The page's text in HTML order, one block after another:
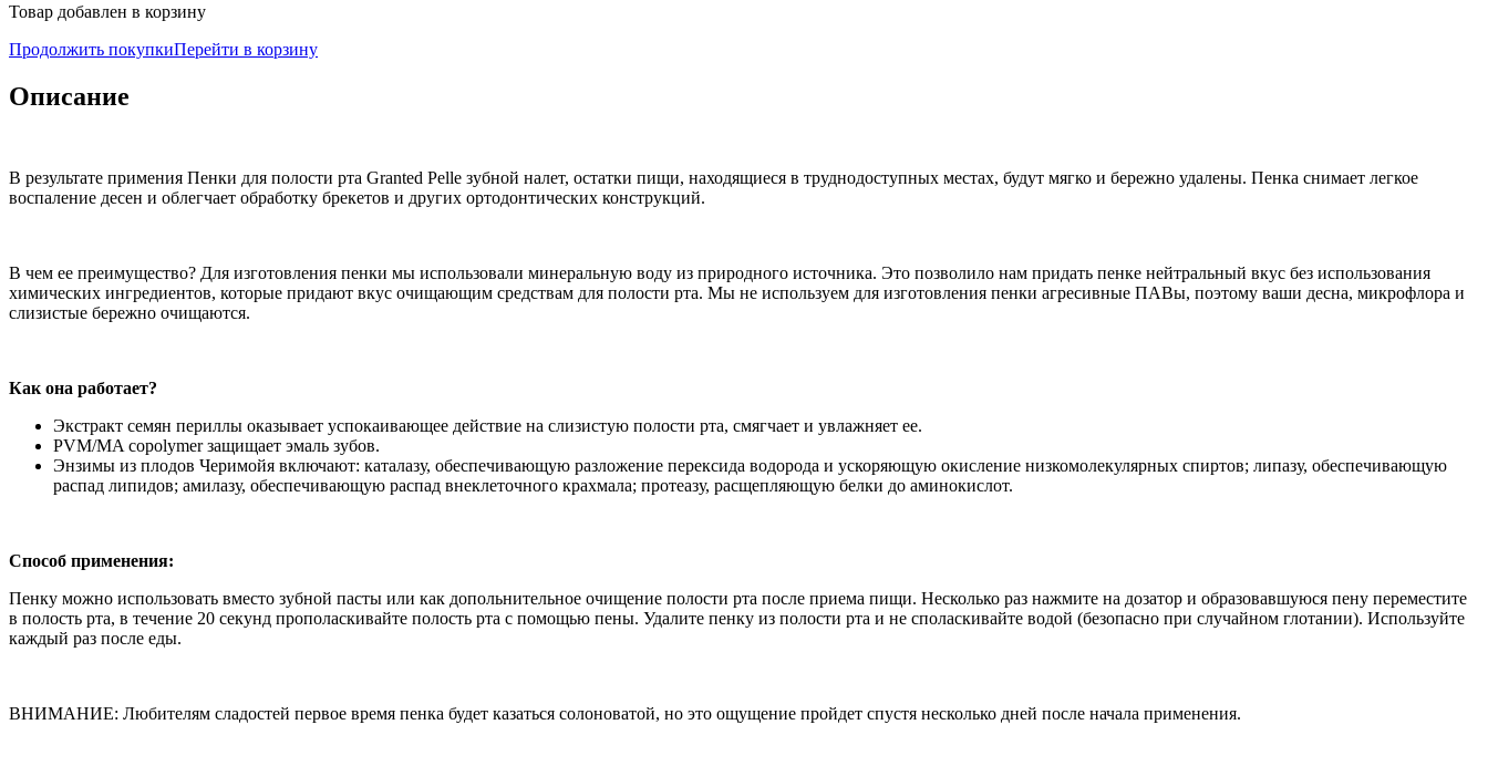
Товар добавлен в корзину
Продолжить покупкиПерейти в корзину
Описание
В результате примения Пенки для полости рта Granted Pelle зубной налет, остатки пищи, находящиеся в труднодоступных местах, будут мягко и бережно удалены. Пенка снимает легкое
воспаление десен и облегчает обработку брекетов и других ортодонтических конструкций.
В чем ее преимущество? Для изготовления пенки мы использовали минеральную воду из природного источника. Это позволило нам придать пенке нейтральный вкус без использования
химических ингредиентов, которые придают вкус очищающим средствам для полости рта. Мы не используем для изготовления пенки агресивные ПАВы, поэтому ваши десна, микрофлора и
слизистые бережно очищаются.
Как она работает?
Экстракт семян периллы оказывает успокаивающее действие на слизистую полости рта, смягчает и увлажняет ее.
PVM/MA copolymer защищает эмаль зубов.
Энзимы из плодов Черимойя включают: каталазу, обеспечивающую разложение перексида водорода и ускоряющую окисление низкомолекулярных спиртов; липазу, обеспечивающую
распад липидов; амилазу, обеспечивающую распад внеклеточного крахмала; протеазу, расщепляющую белки до аминокислот.
Способ применения:
Пенку можно использовать вместо зубной пасты или как допольнительное очищение полости рта после приема пищи. Несколько раз нажмите на дозатор и образовавшуюся пену переместите
в полость рта, в течение 20 секунд прополаскивайте полость рта с помощью пены. Удалите пенку из полости рта и не споласкивайте водой (безопасно при случайном глотании). Используйте
каждый раз после еды.
ВНИМАНИЕ: Любителям сладостей первое время пенка будет казаться солоноватой, но это ощущение пройдет спустя несколько дней после начала применения.